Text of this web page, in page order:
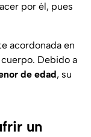
por él, pues
acordonada en
Debido a
de edad, su
un